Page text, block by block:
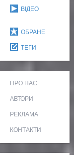
ВІДЕО
ОБРАНЕ
ТЕГИ
ПРО НАС
АВТОРИ
РЕКЛАМА
КОНТАКТИ